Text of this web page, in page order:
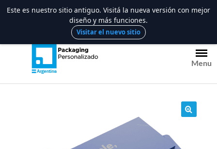
al
Menu
Este es nuestro sitio antiguo. Visitá la nueva versión con mejor
diseño y más funciones.
Visitar el nuevo sitio